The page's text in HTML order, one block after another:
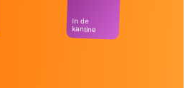
In de
kantine